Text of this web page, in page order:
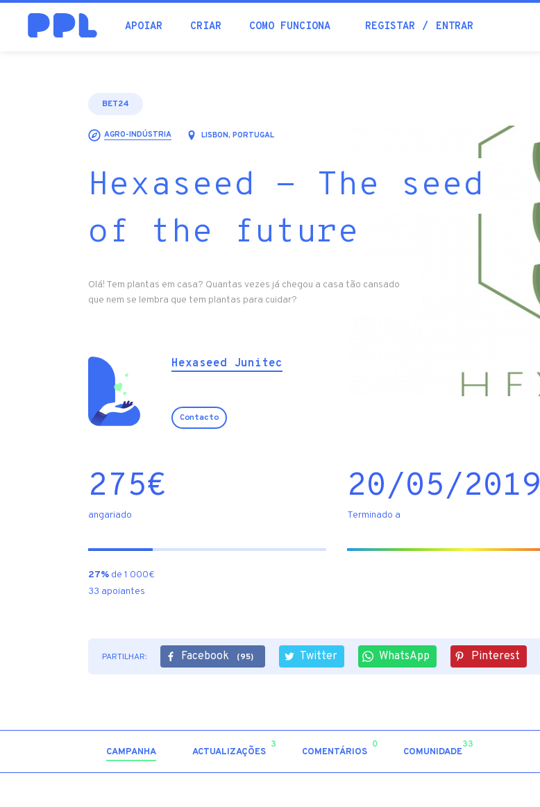
APOIAR CRIAR COMO FUNCIONA REGISTAR ENTRAR
procura
BET24
AGRO-INDÚSTRIA LISBON, PORTUGAL
Hexaseed - The seed
of the future
Olá! Tem plantas em casa? Quantas vezes já chegou a casa tão cansado
que nem se lembra que tem plantas para cuidar?
Hexaseed Junitec
Contacto
275€
angariado
27% de 1 000€
33 apoiantes
20/05/2019
Terminado a
PARTILHAR: Facebook (95) Twitter WhatsApp Pinterest
CAMPANHA ACTUALIZAÇÕES
3
COMENTÁRIOS
0
COMUNIDADE
33